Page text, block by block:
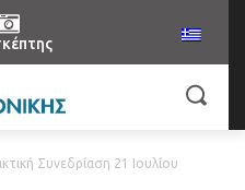
Συνεδρίαση 21 Ιουλίου